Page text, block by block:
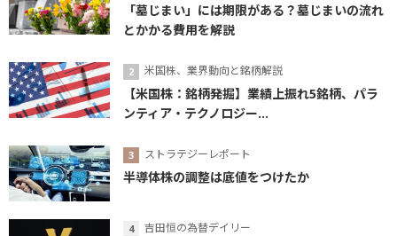
「墓じまい」には期限がある？墓じまいの流れ
とかかる費用を解説
米国株、業界動向と銘柄解説
【米国株：銘柄発掘】業績上振れ5銘柄、パラ
ンティア・テクノロジー...
ストラテジーレポート
半導体株の調整は底値をつけたか
吉田恒の為替デイリー